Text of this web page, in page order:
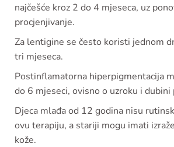
najčešće kroz 2 do 4 mjeseca, uz
procjenjivanje.
Za lentigine se često koristi jednom
tri mjeseca.
Postinflamatorna hiperpigmentacija
do 6 mjeseci, ovisno o uzroku i dubini
Djeca mlađa od 12 godina nisu
ovu terapiju, a stariji mogu imati
kože.